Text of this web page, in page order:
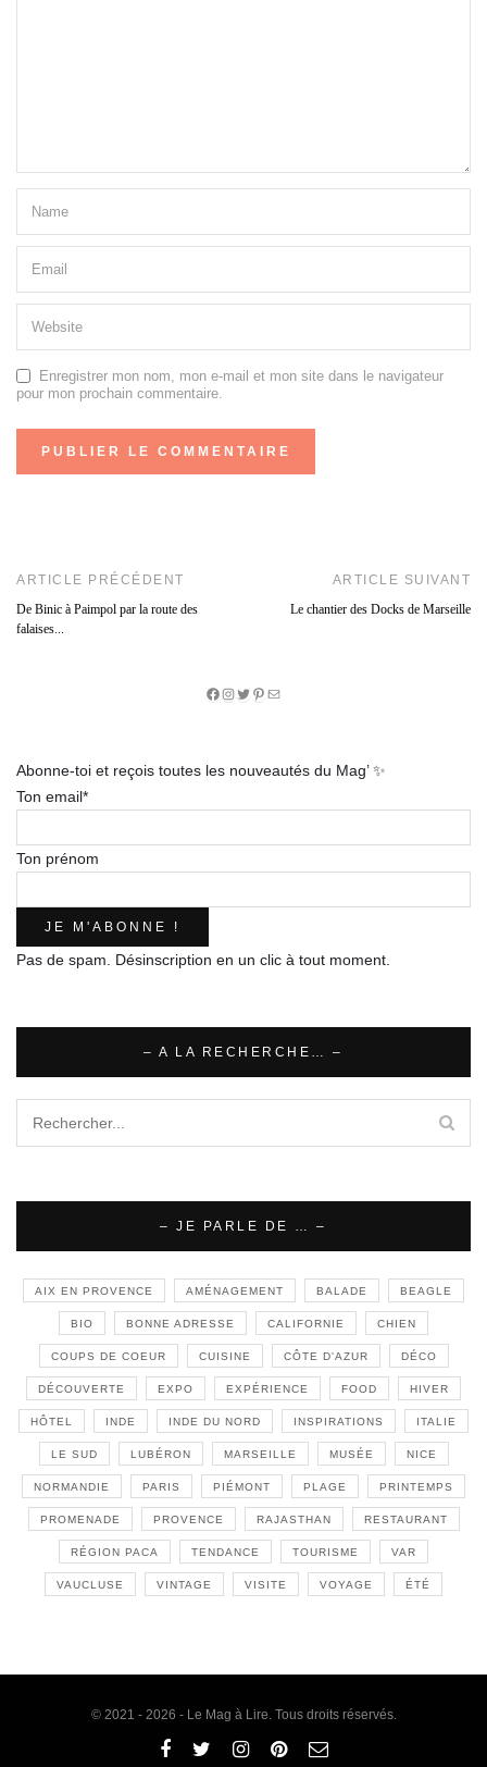
Enregistrer mon nom, mon e-mail et mon site dans le navigateur
pour mon prochain commentaire.
ARTICLE PRÉCÉDENT
De Binic à Paimpol par la route des
falaises...
ARTICLE SUIVANT
Le chantier des Docks de Marseille
Facebook
Instagram
Twitter
Pinterest
E-
Abonne-toi et reçois toutes les nouveautés du Mag’ ✨
Ton email*
Ton prénom
Pas de spam. Désinscription en un clic à tout moment.
– A LA RECHERCHE… –
– JE PARLE DE … –
AIX EN PROVENCE AMÉNAGEMENT BALADE BEAGLE
BIO BONNE ADRESSE CALIFORNIE CHIEN
COUPS DE COEUR CUISINE CÔTE D'AZUR DÉCO
DÉCOUVERTE EXPO EXPÉRIENCE FOOD HIVER
HÔTEL INDE INDE DU NORD INSPIRATIONS ITALIE
LE SUD LUBÉRON MARSEILLE MUSÉE NICE
NORMANDIE PARIS PIÉMONT PLAGE PRINTEMPS
PROMENADE PROVENCE RAJASTHAN RESTAURANT
RÉGION PACA TENDANCE TOURISME VAR
VAUCLUSE VINTAGE VISITE VOYAGE ÉTÉ
© 2021 - 2026 - Le Mag à Lire. Tous droits réservés.